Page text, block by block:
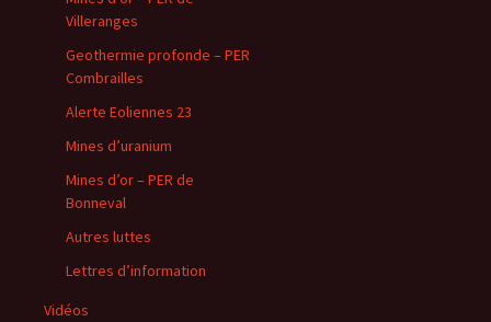
Villeranges
Geothermie profonde – PER
Combrailles
Alerte Eoliennes 23
Mines d’uranium
Mines d’or – PER de
Bonneval
Autres luttes
Lettres d’information
Vidéos